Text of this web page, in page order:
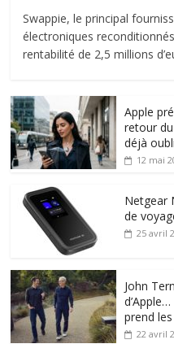
Swappie, le principal
électroniques
rentabilité de 2,5 millions
Apple
retour
déjà
12 mai
Netgear
de
25 avril
John
prend
22 avril